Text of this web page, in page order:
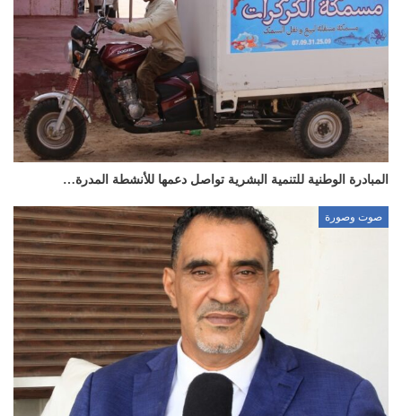
المبادرة الوطنية للتنمية البشرية تواصل دعمها للأنشطة المدرة…
صوت وصورة